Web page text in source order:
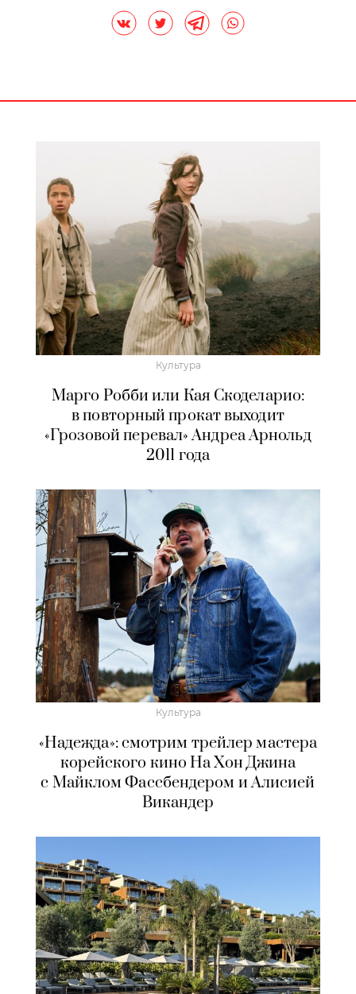
Культура
Марго Робби или Кая Скоделарио:
в повторный прокат выходит
«Грозовой перевал» Андреа Арнольд
2011 года
Культура
«Надежда»: смотрим трейлер мастера
корейского кино На Хон Джина
с Майклом Фассбендером и Алисией
Викандер